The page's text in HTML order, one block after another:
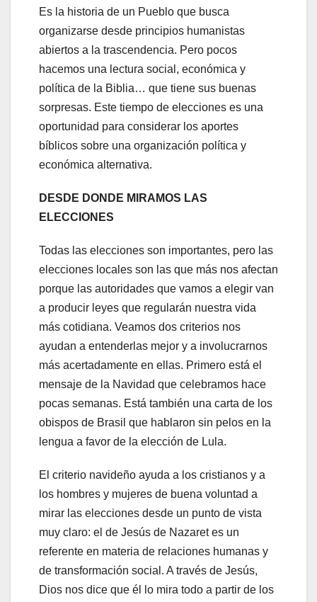
Es la historia de un Pueblo que busca
organizarse desde principios humanistas
abiertos a la trascendencia. Pero pocos
hacemos una lectura social, económica y
política de la Biblia… que tiene sus buenas
sorpresas. Este tiempo de elecciones es una
oportunidad para considerar los aportes
bíblicos sobre una organización política y
económica alternativa.
DESDE DONDE MIRAMOS LAS
ELECCIONES
Todas las elecciones son importantes, pero las
elecciones locales son las que más nos afectan
porque las autoridades que vamos a elegir van
a producir leyes que regularán nuestra vida
más cotidiana. Veamos dos criterios nos
ayudan a entenderlas mejor y a involucrarnos
más acertadamente en ellas. Primero está el
mensaje de la Navidad que celebramos hace
pocas semanas. Está también una carta de los
obispos de Brasil que hablaron sin pelos en la
lengua a favor de la elección de Lula.
El criterio navideño ayuda a los cristianos y a
los hombres y mujeres de buena voluntad a
mirar las elecciones desde un punto de vista
muy claro: el de Jesús de Nazaret es un
referente en materia de relaciones humanas y
de transformación social. A través de Jesús,
Dios nos dice que él lo mira todo a partir de los